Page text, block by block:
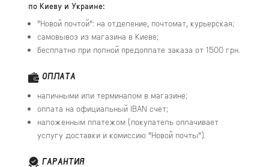
по Киеву и Украине:
"Новой почтой": на отделение, почтомат, курьерская;
самовывоз из магазина в Киеве;
бесплатно при полной предоплате заказа от 1500 грн.
ОПЛАТА
наличными или терминалом в магазине;
оплата на официальный IBAN счет;
наложенным платежом (покупатель оплачивает
услугу доставки и комиссию "Новой почты").
ГАРАНТИЯ